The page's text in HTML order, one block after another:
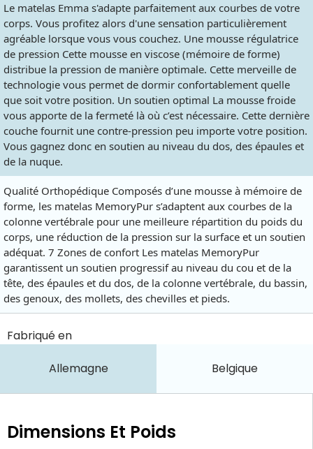
Le matelas Emma s'adapte parfaitement aux courbes de votre
corps. Vous profitez alors d'une sensation particulièrement
agréable lorsque vous vous couchez. Une mousse régulatrice
de pression Cette mousse en viscose (mémoire de forme)
distribue la pression de manière optimale. Cette merveille de
technologie vous permet de dormir confortablement quelle
que soit votre position. Un soutien optimal La mousse froide
vous apporte de la fermeté là où c’est nécessaire. Cette dernière
couche fournit une contre-pression peu importe votre position.
Vous gagnez donc en soutien au niveau du dos, des épaules et
de la nuque.
Qualité Orthopédique Composés d’une mousse à mémoire de
forme, les matelas MemoryPur s’adaptent aux courbes de la
colonne vertébrale pour une meilleure répartition du poids du
corps, une réduction de la pression sur la surface et un soutien
adéquat. 7 Zones de confort Les matelas MemoryPur
garantissent un soutien progressif au niveau du cou et de la
tête, des épaules et du dos, de la colonne vertébrale, du bassin,
des genoux, des mollets, des chevilles et pieds.
Fabriqué en
Allemagne Belgique
Dimensions Et Poids